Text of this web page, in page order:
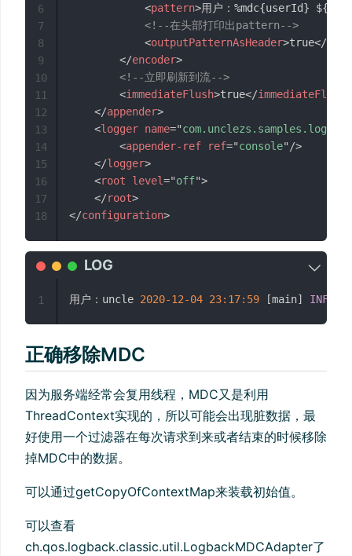
<pattern>用户：%mdc{userId}
<!--在头部打印出pattern-->
<outputPatternAsHeader>true</
</encoder>
<!--立即刷新到流-->
<immediateFlush>true</immediateFlush
</appender>
<logger name="
<appender-ref ref="console" />
</logger>
<root level="off">
</root>
</configuration>
6
7
8
9
10
11
12
13
14
15
16
17
18
用户：uncle 2020-12-04 23:17:59 [main] INFO
1
正确移除MDC
因为服务端经常会复用线程，MDC又是利用
ThreadContext实现的，所以可能会出现脏数据，最
好使用一个过滤器在每次请求到来或者结束的时候移除
掉MDC中的数据。
可以通过getCopyOfContextMap来装载初始值。
可以查看
ch.qos.logback.classic.util.LogbackMDCAdapter了